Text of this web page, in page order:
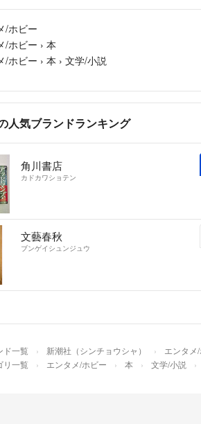
/ホビー
/ホビー › 本
/ホビー › 本 › 文学/小説
人気ブランドランキング
角川書店
カドカワショテン
文藝春秋
ブンゲイシュンジュウ
ド一覧 新潮社（シンチョウシャ） エンタメ
リ一覧 エンタメ/ホビー 本 文学/小説